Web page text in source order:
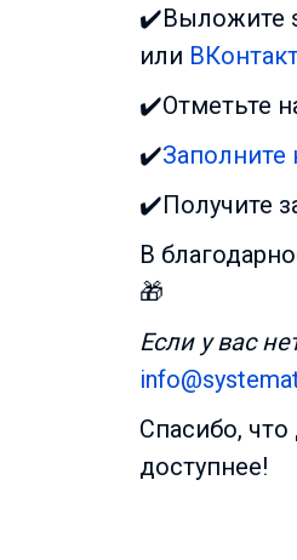
✔️Выложите
или
✔️Отметьте
✔️Заполните
✔️Получите
В
🎁
Если у вас
Спасибо,
доступнее!